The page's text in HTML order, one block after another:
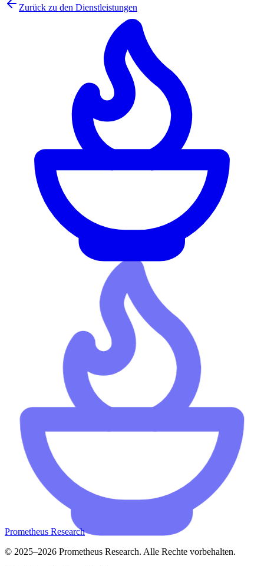
Zurück zu den Dienstleistungen
Prometheus Research
© 2025–2026 Prometheus Research. Alle Rechte vorbehalten.